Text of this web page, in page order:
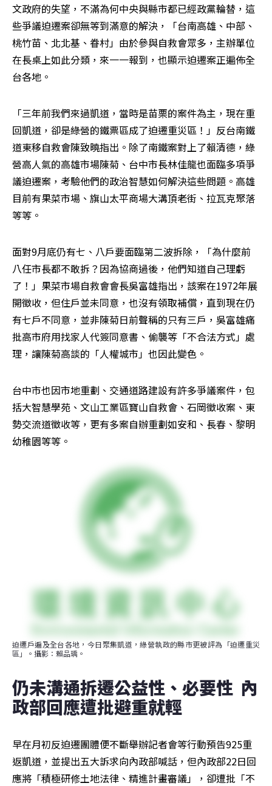
文政府的失望，不滿為何中央與縣市都已經政黨輪替，這
些爭議迫遷案卻無等到滿意的解決，「台南高雄、中部、
桃竹苗、北北基、眷村」由於參與自救會眾多，主辦單位
在長桌上如此分類，來一一報到，也顯示迫遷案正遍佈全
台各地。
「三年前我們來過凱道，當時是苗栗的案件為主，現在重
回凱道，卻是綠營的鐵票區成了迫遷重災區！」反台南鐵
道東移自救會陳致曉指出。除了南鐵案對上了賴清德，綠
營高人氣的高雄市場陳菊、台中市長林佳龍也面臨多項爭
議迫遷案，考驗他們的政治智慧如何解決這些問題。高雄
目前有果菜市場、旗山太平商場大溝頂老街、拉瓦克聚落
等等。
面對9月底仍有七、八戶要面臨第二波拆除，「為什麼前
八任市長都不敢拆？因為協商過後，他們知道自己理虧
了！」果菜市場自救會會長吳富雄指出，該案在1972年展
開徵收，但住戶並未同意，也沒有領取補償，直到現在仍
有七戶不同意，並非陳菊日前聲稱的只有三戶，吳富雄痛
批高市府用找家人代簽同意書、偷襲等「不合法方式」處
理，讓陳菊高談的「人權城市」也因此變色。
台中市也因市地重劃、交通道路建設有許多爭議案件，包
括大智慧學苑、文山工業區寶山自救會、石岡徵收案、東
勢交流道徵收等，更有多案自辦重劃如安和、長春、黎明
幼稚園等等。
迫遷戶遍及全台各地，今日聚集凱道，綠營執政的縣市更被評為「迫遷重災
區」。攝影：賴品瑀。
仍未溝通拆遷公益性、必要性  內
政部回應遭批避重就輕
早在月初反迫遷團體便不斷舉辦記者會等行動預告925重
返凱道，並提出五大訴求向內政部喊話，但內政部22日回
應將「積極研修土地法律、精進計畫審議」，卻遭批「不